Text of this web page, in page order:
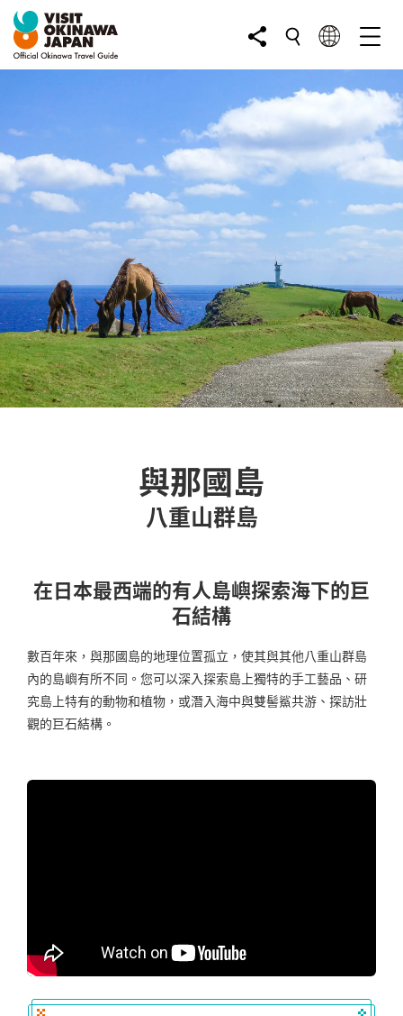
與那國島
八重山群島
在日本最西端的有人島嶼探索海下的巨
石結構
數百年來，與那國島的地理位置孤立，使其與其他八重山群島
內的島嶼有所不同。您可以深入探索島上獨特的手工藝品、研
究島上特有的動物和植物，或潛入海中與雙髻鯊共游、探訪壯
觀的巨石結構。